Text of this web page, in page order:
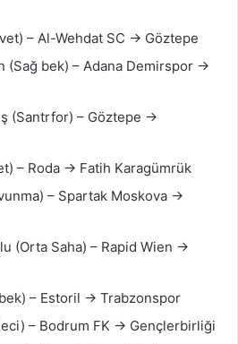
– Al-Wehdat SC → Göztepe
(Sağ bek) – Adana Demirspor →
(Santrfor) – Göztepe →
– Roda → Fatih Karagümrük
– Spartak Moskova →
(Orta Saha) – Rapid Wien →
– Estoril → Trabzonspor
– Bodrum FK → Gençlerbirliği